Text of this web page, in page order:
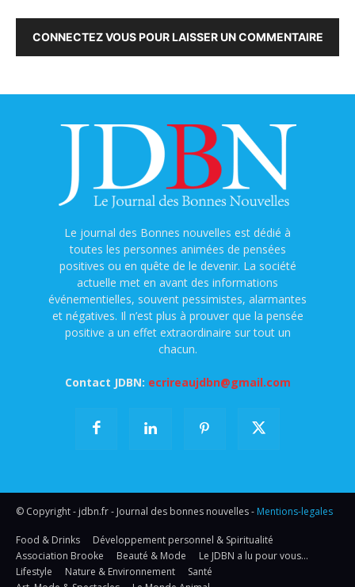
CONNECTEZ VOUS POUR LAISSER UN COMMENTAIRE
Le journal des Bonnes nouvelles est dédié à
toutes les personnes animées de pensées
positives ou en quête de le devenir. La société
actuelle met en avant des informations
événementielles, souvent pessimistes, alarmantes
et négatives. Il n’est plus à prouver que la pensée
positive a un effet extraordinaire sur tout un
chacun.
Contact JDBN: ecrireaujdbn@gmail.com
© Copyright - jdbn.fr - Journal des bonnes nouvelles - Mentions-legales
Food & Drinks
Développement personnel & Spiritualité
Association Brooke
Beauté & Mode
Le JDBN a lu pour vous…
Lifestyle
Nature & Environnement
Santé